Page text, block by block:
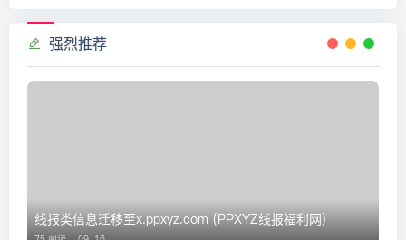
强烈推荐
线报类信息迁移至x.ppxyz.com (PPXYZ线报福利网)